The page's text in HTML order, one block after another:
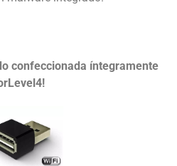
confeccionada íntegramente